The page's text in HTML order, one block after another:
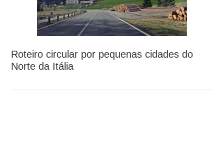
Roteiro circular por pequenas cidades do
Norte da Itália